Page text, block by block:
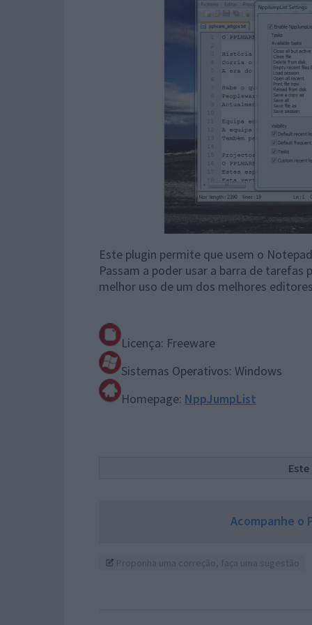
Este plugin permite que usem o
Passam a poder usar a barra de
melhor uso de um dos melhores
Licença: Freeware
Sistemas Operativos: Windows
Homepage: NppJumpList
Acompanhe o